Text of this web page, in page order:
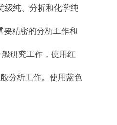
级纯、分析和化学纯
要精密的分析工作和
研究工作，使用红
分析工作。使用蓝色